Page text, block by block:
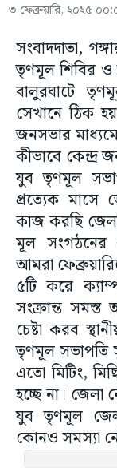
৩ ফেব্রুয়ারি, ২০২৫
সংবাদদাতা,
তৃণমূল শিবির ও
বালুরঘাটে
সেখানে ঠিক
জনসভার
কীভাবে কেন্দ্র
যুব তৃণমূল
প্রত্যেক মাসে
কাজ করছি
মূল সংগঠনের
আমরা
৫টি করে
সংক্রান্ত
চেষ্টা করব
তৃণমূল সভাপতি
এতো মিটিং,
হচ্ছে না। জেলা
যুব তৃণমূল
কোনও সমস্যা